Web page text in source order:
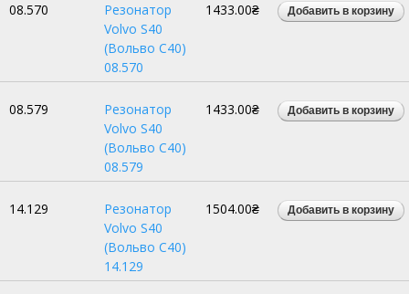
08.570
Резонатор
Volvo S40
(Вольво С40)
08.570
1433.00₴
08.579
Резонатор
Volvo S40
(Вольво С40)
08.579
1433.00₴
14.129
Резонатор
Volvo S40
(Вольво С40)
14.129
1504.00₴